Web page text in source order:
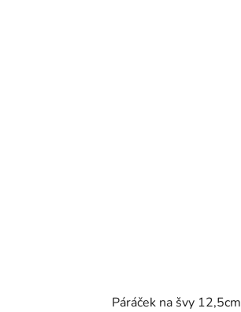
Páráček na švy 12,5cm